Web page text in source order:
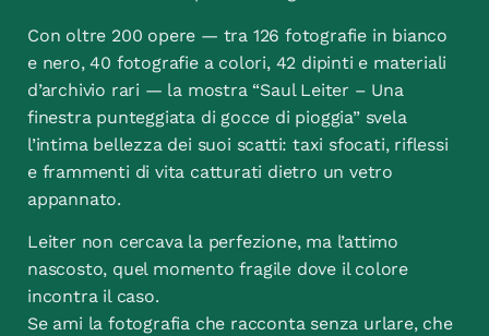
Con oltre 200 opere — tra 126 fotografie in bianco
e nero, 40 fotografie a colori, 42 dipinti e materiali
d’archivio rari — la mostra “Saul Leiter – Una
finestra punteggiata di gocce di pioggia” svela
l’intima bellezza dei suoi scatti: taxi sfocati, riflessi
e frammenti di vita catturati dietro un vetro
appannato.
Leiter non cercava la perfezione, ma l’attimo
nascosto, quel momento fragile dove il colore
incontra il caso.
Se ami la fotografia che racconta senza urlare, che